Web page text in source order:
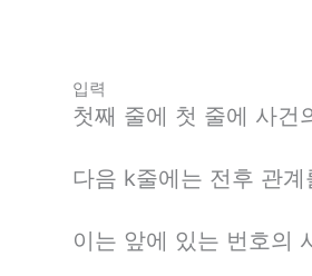
입력
첫째 줄에 첫 줄에 사
다음 k줄에는 전후 관
이는 앞에 있는 번호의